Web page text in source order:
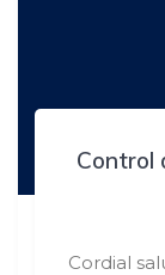
Control
Cordial